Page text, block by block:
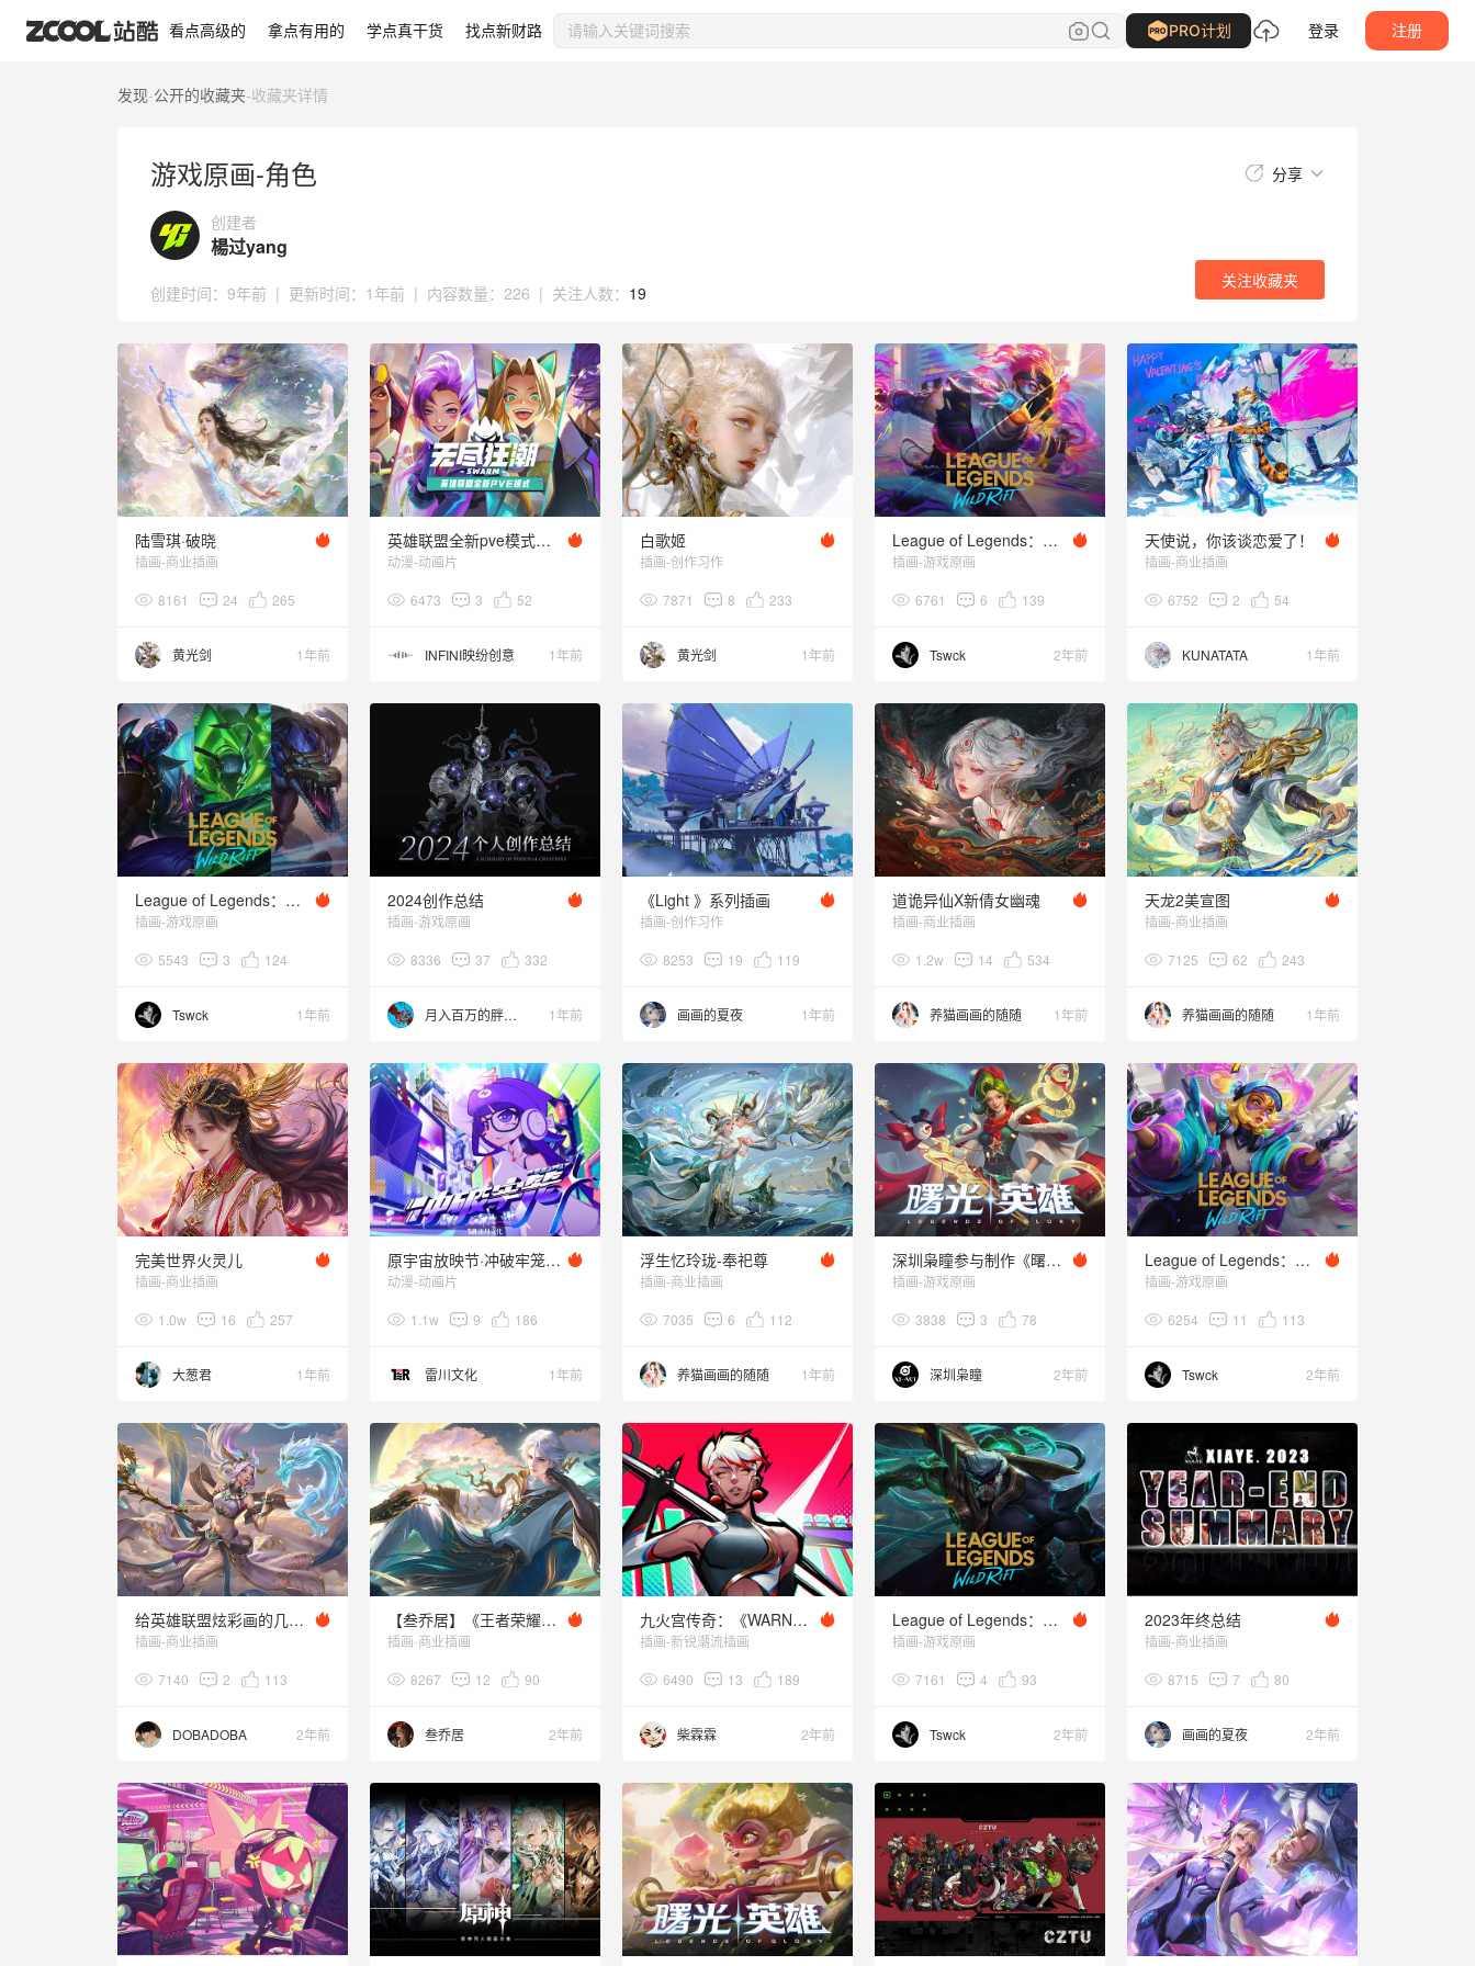
看点高级的 拿点有用的 学点真干货 找点新财路 PRO计划 登录 注册
发现-公开的收藏夹-收藏夹详情
游戏原画-角色 分享
创建者
楊过yang
创建时间： 9年前 | 更新时间： 1年前 | 内容数量： 226 | 关注人数： 19
关注收藏夹
游戏原画-角色 关注 收藏夹
陆雪琪·破晓
插画-商业插画
8161 24 265
黄光剑 1年前
英雄联盟全新pve模式无尽狂潮PV动画
动漫-动画片
6473 3 52
INFINI映纷创意 1年前
白歌姬
插画-创作习作
7871 8 233
黄光剑 1年前
League of Legends：Wild Rift-Chromacrash Brand
插画-游戏原画
6761 6 139
Tswck 2年前
天使说，你该谈恋爱了！
插画-商业插画
6752 2 54
KUNATATA 1年前
League of Legends：Wild Rift 2024拾遗
插画-游戏原画
5543 3 124
Tswck 1年前
2024创作总结
插画-游戏原画
8336 37 332
月入百万的胖布欧 1年前
《Light 》系列插画
插画-创作习作
8253 19 119
画画的夏夜 1年前
道诡异仙X新倩女幽魂
插画-商业插画
1.2w 14 534
养猫画画的随随 1年前
天龙2美宣图
插画-商业插画
7125 62 243
养猫画画的随随 1年前
完美世界火灵儿
插画-商业插画
1.0w 16 257
大葱君 1年前
原宇宙放映节·冲破牢笼——概念设计揭秘·角色分镜篇
动漫-动画片
1.1w 9 186
雷川文化 1年前
浮生忆玲珑-奉祀尊
插画-商业插画
7035 6 112
养猫画画的随随 1年前
深圳枭瞳参与制作《曙光英雄》新解禁16P
插画-游戏原画
3838 3 78
深圳枭瞳 2年前
League of Legends：Wild Rift-Chromacrash Zeri
插画-游戏原画
6254 11 113
Tswck 2年前
给英雄联盟炫彩画的几张图
插画-商业插画
7140 2 113
DOBADOBA 2年前
【叁乔居】《王者荣耀》诸葛亮皮肤步骤图
插画-商业插画
8267 12 90
叁乔居 2年前
九火宫传奇：《WARNER》诤谏部队/警告者
插画-新锐潮流插画
6490 13 189
柴霖霖 2年前
League of Legends：Wild Rift -Supreme Cell Darius
插画-游戏原画
7161 4 93
Tswck 2年前
2023年终总结
插画-商业插画
8715 7 80
画画的夏夜 2年前